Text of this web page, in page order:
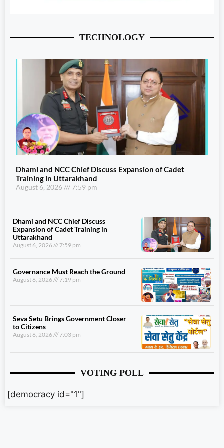
TECHNOLOGY
Dhami and NCC Chief Discuss Expansion of Cadet
Training in Uttarakhand
August 6, 2026 7:59 pm
Dhami and NCC Chief Discuss
Expansion of Cadet Training in
Uttarakhand
August 6, 2026 7:59 pm
Governance Must Reach the Ground
August 6, 2026 7:19 pm
Seva Setu Brings Government Closer
to Citizens
August 6, 2026 7:03 pm
VOTING POLL
[democracy id="1"]